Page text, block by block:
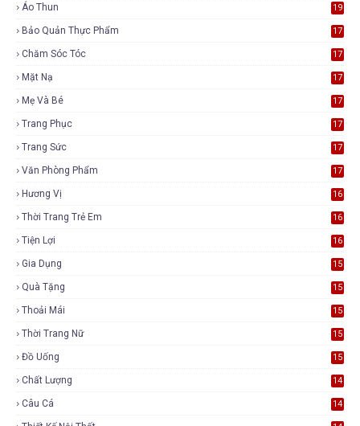
Áo Thun 19
Bảo Quản Thực Phẩm 17
Chăm Sóc Tóc 17
Mặt Nạ 17
Mẹ Và Bé 17
Trang Phục 17
Trang Sức 17
Văn Phòng Phẩm 17
Hương Vị 16
Thời Trang Trẻ Em 16
Tiện Lợi 16
Gia Dụng 15
Quà Tặng 15
Thoải Mái 15
Thời Trang Nữ 15
Đồ Uống 15
Chất Lượng 14
Câu Cá 14